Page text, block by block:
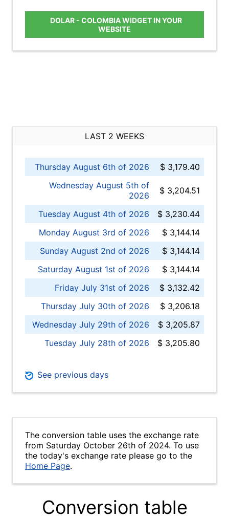
DOLAR - COLOMBIA WIDGET IN YOUR
WEBSITE
LAST 2 WEEKS
Thursday August 6th of 2026
$ 3,179.40
Wednesday August 5th of
2026
$ 3,204.51
Tuesday August 4th of 2026
$ 3,230.44
Monday August 3rd of 2026
$ 3,144.14
Sunday August 2nd of 2026
$ 3,144.14
Saturday August 1st of 2026
$ 3,144.14
Friday July 31st of 2026
$ 3,132.42
Thursday July 30th of 2026
$ 3,206.18
Wednesday July 29th of 2026
$ 3,205.87
Tuesday July 28th of 2026
$ 3,205.80
See previous days
The conversion table uses the exchange rate
from Saturday October 26th of 2024. To use
the today's exchange rate please go to the
Home Page.
Conversion table